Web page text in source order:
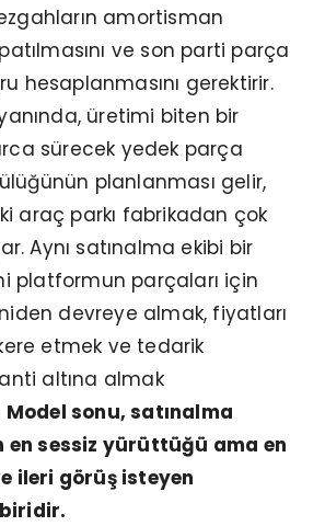
amortisman
ve son parti parça
hesaplanmasını gerektirir.
üretimi biten bir
sürecek yedek parça
planlanması gelir,
araç parkı fabrikadan çok
Aynı satınalma ekibi bir
platformun parçaları için
devreye almak, fiyatları
etmek ve tedarik
altına almak
Model sonu, satınalma
en sessiz yürüttüğü ama en
ileri görüş isteyen